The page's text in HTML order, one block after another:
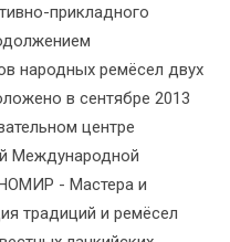
прикладного
народных ремёсел двух
в сентябре 2013
центре
Международной
- Мастера и
традиций и ремёсел